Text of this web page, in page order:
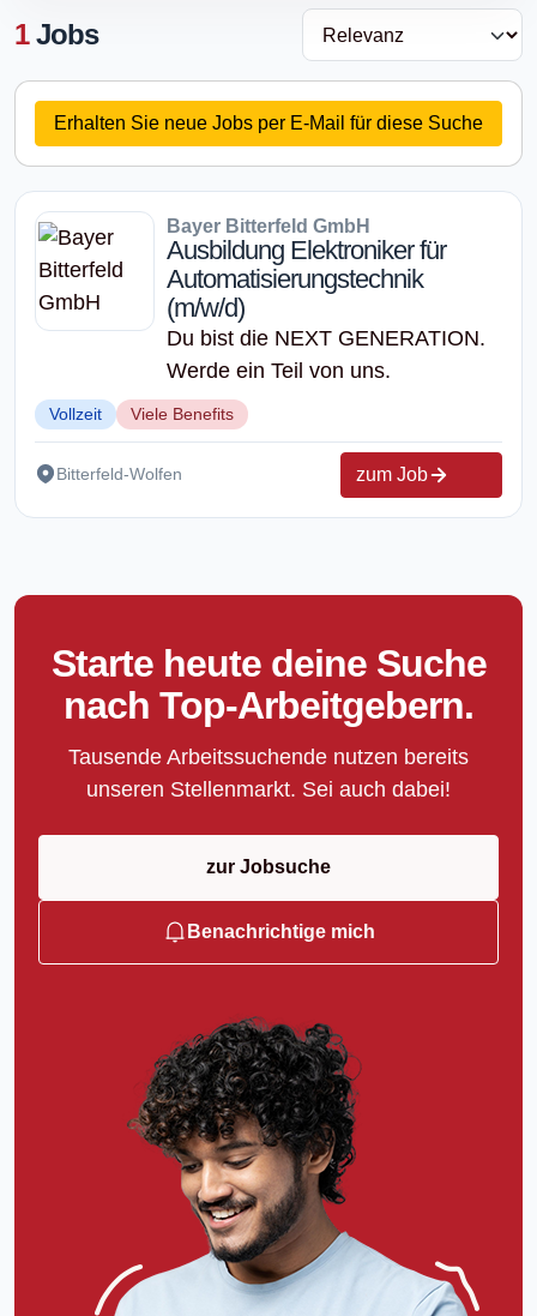
1Jobs
Erhalten Sie neue Jobs per E-Mail für diese Suche
Bayer Bitterfeld GmbH
Ausbildung Elektroniker für
Automatisierungstechnik
(m/w/d)
Du bist die NEXT GENERATION.
Werde ein Teil von uns.
Vollzeit Viele Benefits
Bitterfeld-Wolfen zum Job
Starte heute deine Suche
nach Top-Arbeitgebern.
Tausende Arbeitssuchende nutzen bereits
unseren Stellenmarkt. Sei auch dabei!
zur Jobsuche
Benachrichtige mich